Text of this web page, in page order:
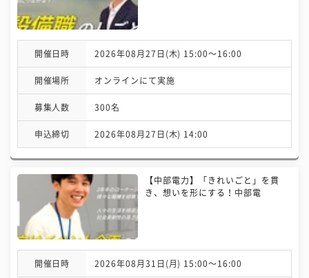
開催日時 2026年08月27日(木) 15:00〜16:00
開催場所 オンラインにて実施
募集人数 300名
申込締切 2026年08月27日(木) 14:00
【中部電力】「きれいごと」を貫
き、想いを形にする！中部電
開催日時 2026年08月31日(月) 15:00〜16:00